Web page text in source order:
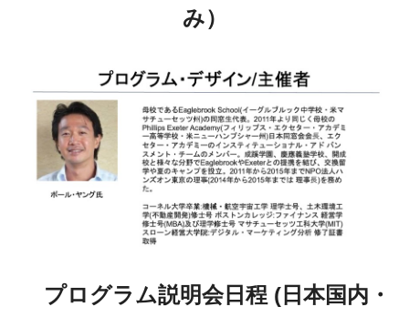
み）
プログラム説明会日程 (日本国内・